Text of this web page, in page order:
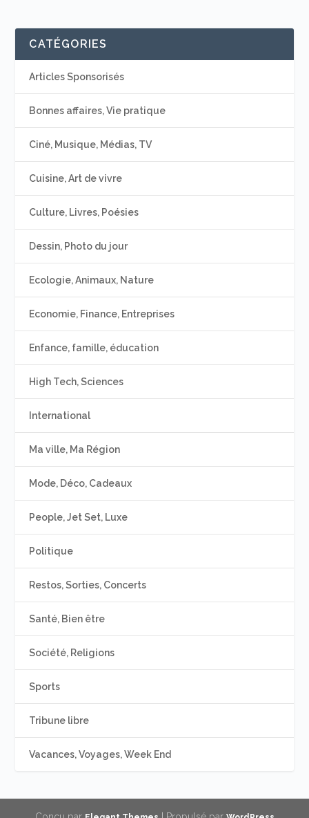
CATÉGORIES
Articles Sponsorisés
Bonnes affaires, Vie pratique
Ciné, Musique, Médias, TV
Cuisine, Art de vivre
Culture, Livres, Poésies
Dessin, Photo du jour
Ecologie, Animaux, Nature
Economie, Finance, Entreprises
Enfance, famille, éducation
High Tech, Sciences
International
Ma ville, Ma Région
Mode, Déco, Cadeaux
People, Jet Set, Luxe
Politique
Restos, Sorties, Concerts
Santé, Bien être
Société, Religions
Sports
Tribune libre
Vacances, Voyages, Week End